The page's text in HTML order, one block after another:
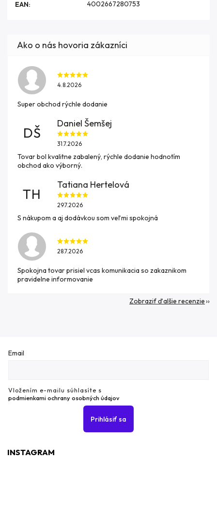
EAN: 4002667280753
4.8.2026
Super obchod rýchle dodanie
DŠ
Daniel Šemšej
31.7.2026
Tovar bol kvalitne zabalený, rýchle dodanie hodnotím
obchod ako výborný.
TH
Tatiana Hertelová
29.7.2026
S nákupom a aj dodávkou som veľmi spokojná
28.7.2026
Spokojna tovar prisiel vcas komunikacia so zakaznikom
pravidelne informovanie
Zobraziť ďalšie recenzie
Email
Vložením e-mailu súhlasíte s
podmienkami ochrany osobných údajov
Prihlásiť sa
INSTAGRAM